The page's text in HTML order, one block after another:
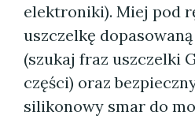
elektroniki). Miej pod
uszczelkę
(szukaj fraz uszczelki
części) oraz
silikonowy smar do